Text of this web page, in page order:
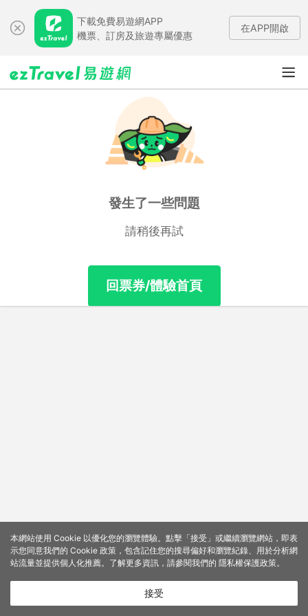
下載免費易遊網APP
機票、訂房及旅遊專屬優惠
在APP開啟
發生了一些問題
請稍後再試
回票券/體驗首頁
本網站使用 Cookie 以優化您的瀏覽體驗。點擊「接受」或繼續瀏覽網站，即表
示您同意我們的 Cookie 政策，包含記住您的搜尋偏好和瀏覽紀錄、用於分析網
站流量並提供個人化推薦。了解更多資訊，請參閱我們的 隱私權保護政策。
接受